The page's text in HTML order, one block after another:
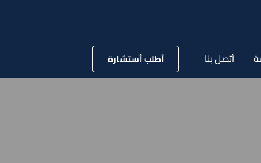
أتصل بنا أطلب أستشارة